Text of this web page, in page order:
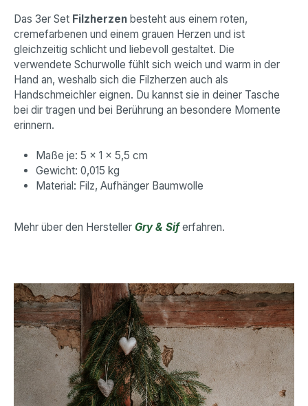
Das 3er Set Filzherzen besteht aus einem roten,
cremefarbenen und einem grauen Herzen und ist
gleichzeitig schlicht und liebevoll gestaltet. Die
verwendete Schurwolle fühlt sich weich und warm in der
Hand an, weshalb sich die Filzherzen auch als
Handschmeichler eignen. Du kannst sie in deiner Tasche
bei dir tragen und bei Berührung an besondere Momente
erinnern.
Maße je: 5 x 1 x 5,5 cm
Gewicht: 0,015 kg
Material: Filz, Aufhänger Baumwolle
Mehr über den Hersteller Gry & Sif erfahren.